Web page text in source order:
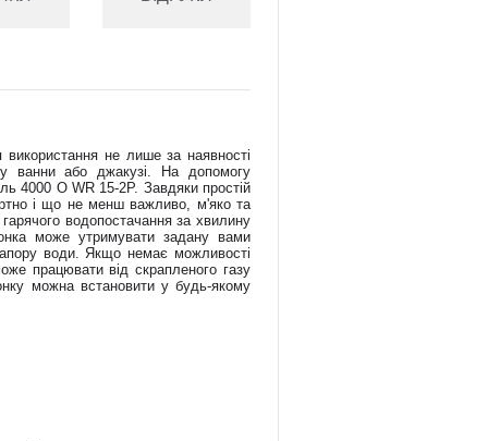
не лише за наявності
ванни або джакузі. На допомогу
4000 O WR 15-2P. Завдяки простій
і що не менш важливо, м'яко та
водопостачання за хвилину
може утримувати задану вами
води. Якщо немає можливості
працювати від скрапленого газу
можна встановити у будь-якому